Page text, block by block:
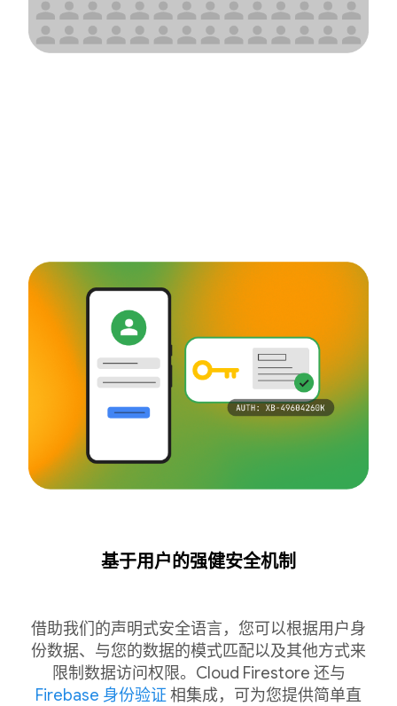
基于用户的强健安全机制
借助我们的声明式安全语言，您可以根据用户身
份数据、与您的数据的模式匹配以及其他方式来
限制数据访问权限。Cloud Firestore 还与
Firebase 身份验证 相集成，可为您提供简单直